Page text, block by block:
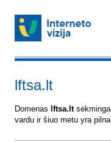
lftsa.lt
Domenas lftsa.lt
vardu ir šiuo metu yra